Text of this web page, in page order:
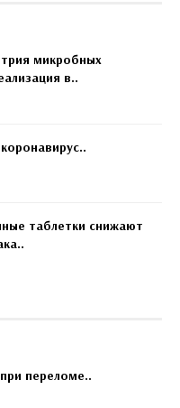
микробных
в..
таблетки снижают
переломе..